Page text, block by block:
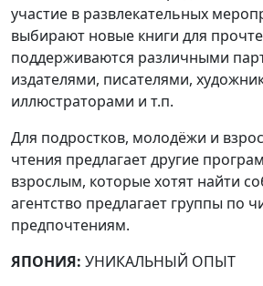
участие в развлекательных
выбирают новые книги для
поддерживаются различными
издателями, писателями,
иллюстраторами и т.п.
Для подростков, молодёжи и
чтения предлагает другие
взрослым, которые хотят найти
агентство предлагает группы по
предпочтениям.
ЯПОНИЯ: УНИКАЛЬНЫЙ ОПЫТ